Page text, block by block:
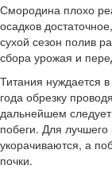
Смородина плохо
осадков
сухой сезон полив
сбора урожая и
Титания нуждается
года обрезку
дальнейшем
побеги. Для
укорачиваются, а
почки.